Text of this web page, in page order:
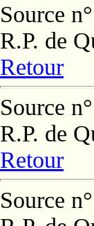
Source
R.P. de
Retour
Source
R.P. de
Retour
Source